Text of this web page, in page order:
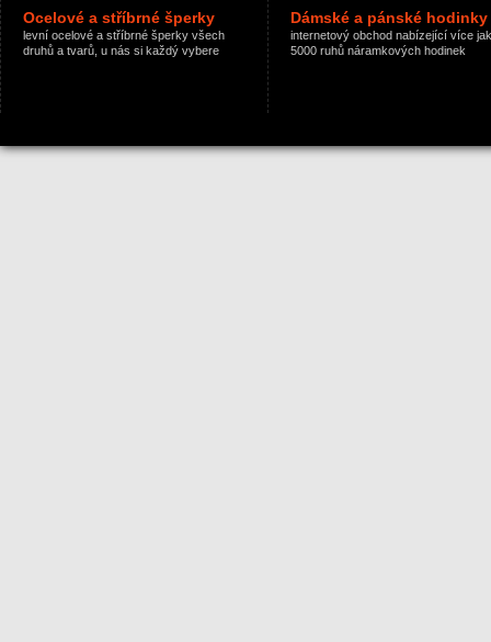
Ocelové a stříbrné šperky
levní ocelové a stříbrné šperky všech
druhů a tvarů, u nás si každý vybere
Dámské a pánské hodinky
internetový obchod nabízející více jak
5000 ruhů náramkových hodinek